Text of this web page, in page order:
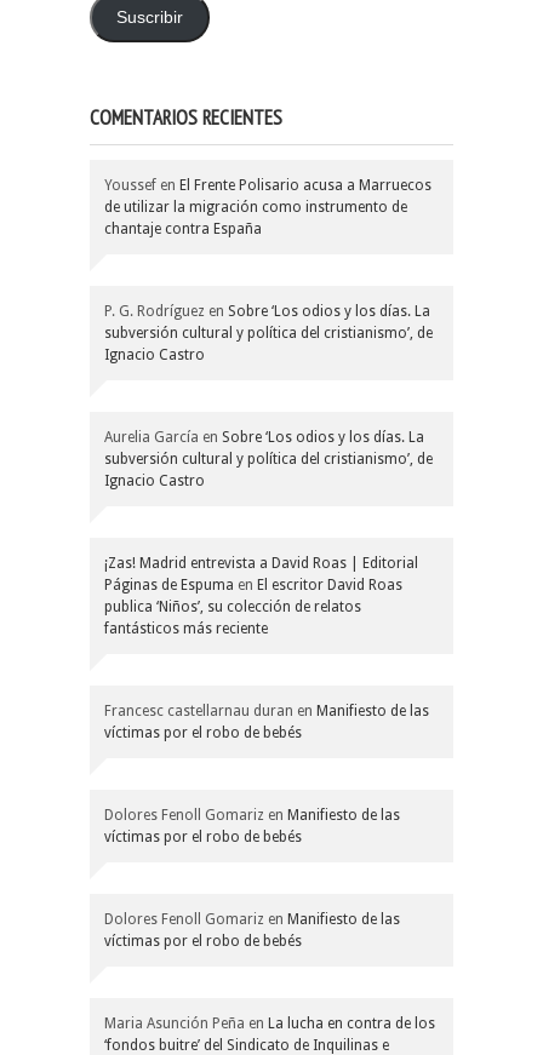
emailSuscribir
COMENTARIOS RECIENTES
Youssef en El Frente Polisario acusa a Marruecos
de utilizar la migración como instrumento de
chantaje contra España
P. G. Rodríguez en Sobre ‘Los odios y los días. La
subversión cultural y política del cristianismo’, de
Ignacio Castro
Aurelia García en Sobre ‘Los odios y los días. La
subversión cultural y política del cristianismo’, de
Ignacio Castro
¡Zas! Madrid entrevista a David Roas | Editorial
Páginas de Espuma en El escritor David Roas
publica ‘Niños’, su colección de relatos
fantásticos más reciente
Francesc castellarnau duran en Manifiesto de las
víctimas por el robo de bebés
Dolores Fenoll Gomariz en Manifiesto de las
víctimas por el robo de bebés
Dolores Fenoll Gomariz en Manifiesto de las
víctimas por el robo de bebés
Maria Asunción Peña en La lucha en contra de los
‘fondos buitre’ del Sindicato de Inquilinas e